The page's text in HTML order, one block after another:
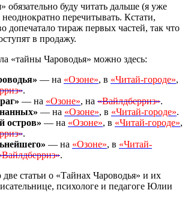
обязательно буду читать дальше (я уже
перечитывать. Кстати,
допечатало тираж первых частей, так что
в продажу.
«тайны Чароводья» можно здесь:
— на «Озоне», в «Читай-городе»,
.
— на «Озоне», на «Вайлдберриз».
— на «Озоне», в «Читай-городе».
остров» — на «Озоне», в «Читай-городе»,
.
— на «Озоне», в «Читай-
.
статьи о «Тайнах Чароводья» и их
психологе и педагоге Юлии